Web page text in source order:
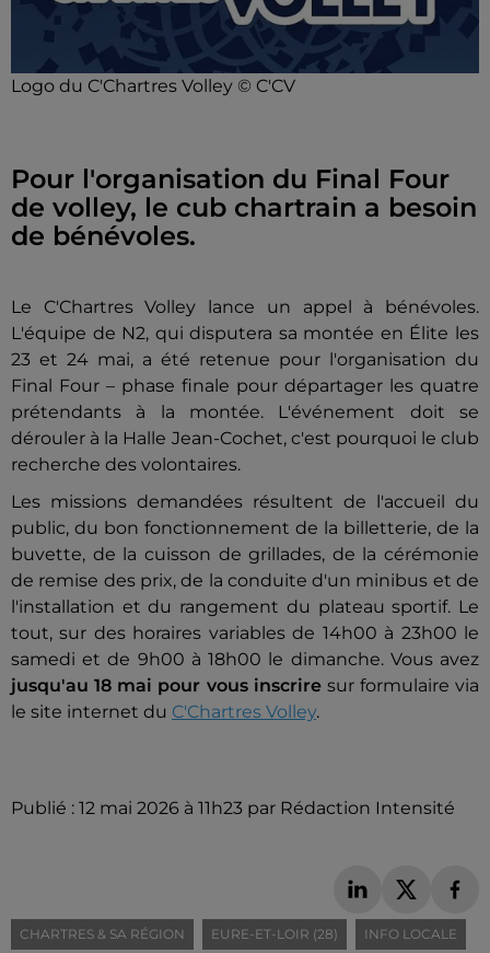
Logo du C'Chartres Volley © C'CV
Pour l'organisation du Final Four
de volley, le cub chartrain a besoin
de bénévoles.
Le C'Chartres Volley lance un appel à bénévoles.
L'équipe de N2, qui disputera sa montée en Élite les
23 et 24 mai, a été retenue pour l'organisation du
Final Four – phase finale pour départager les quatre
prétendants à la montée. L'événement doit se
dérouler à la Halle Jean-Cochet, c'est pourquoi le club
recherche des volontaires.
Les missions demandées résultent de l'accueil du
public, du bon fonctionnement de la billetterie, de la
buvette, de la cuisson de grillades, de la cérémonie
de remise des prix, de la conduite d'un minibus et de
l'installation et du rangement du plateau sportif. Le
tout, sur des horaires variables de 14h00 à 23h00 le
samedi et de 9h00 à 18h00 le dimanche. Vous avez
jusqu'au 18 mai pour vous inscrire sur formulaire via
le site internet du C'Chartres Volley.
Publié : 12 mai 2026 à 11h23 par Rédaction Intensité
CHARTRES & SA RÉGION EURE-ET-LOIR (28) INFO LOCALE